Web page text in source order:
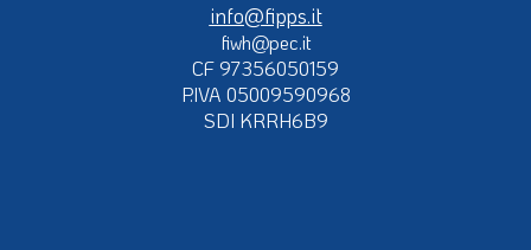
info@fipps.it
fiwh@pec.it
CF 97356050159
P.IVA 05009590968
SDI KRRH6B9